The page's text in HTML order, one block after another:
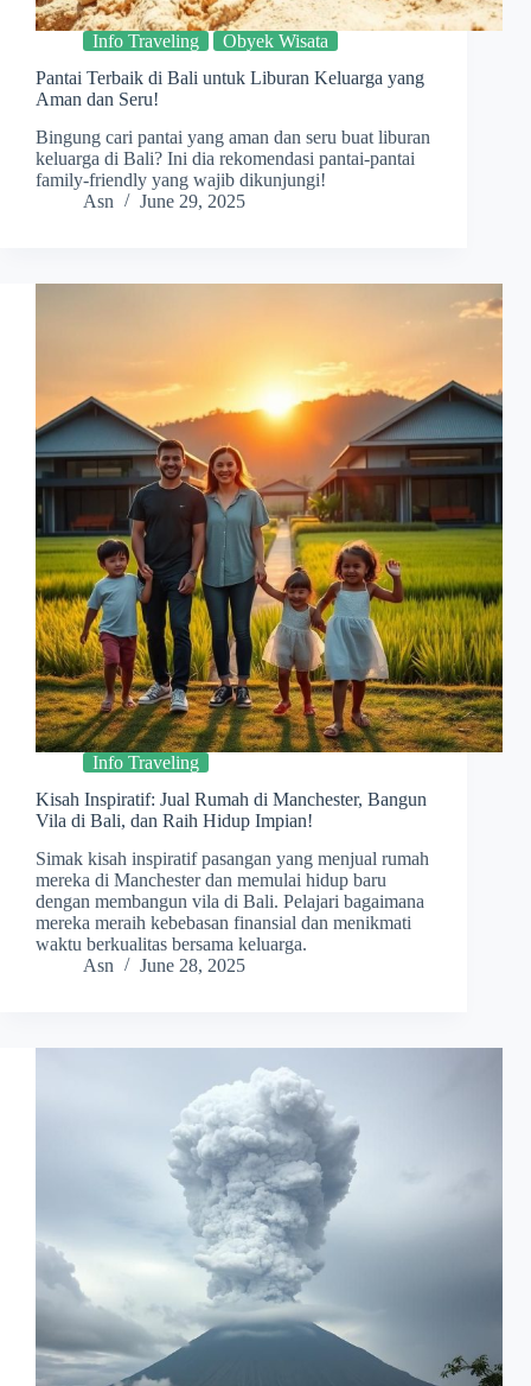
Info Traveling
Obyek Wisata
Pantai Terbaik di Bali untuk Liburan Keluarga yang
Aman dan Seru!
Bingung cari pantai yang aman dan seru buat liburan
keluarga di Bali? Ini dia rekomendasi pantai-pantai
family-friendly yang wajib dikunjungi!
Asn
June 29, 2025
Info Traveling
Kisah Inspiratif: Jual Rumah di Manchester, Bangun
Vila di Bali, dan Raih Hidup Impian!
Simak kisah inspiratif pasangan yang menjual rumah
mereka di Manchester dan memulai hidup baru
dengan membangun vila di Bali. Pelajari bagaimana
mereka meraih kebebasan finansial dan menikmati
waktu berkualitas bersama keluarga.
Asn
June 28, 2025